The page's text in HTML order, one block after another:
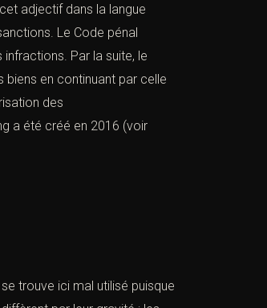
adjectif dans la langue
Le Code pénal
Par la suite, le
en continuant par celle
des
a été créé en 2016 (voir
trouve ici mal utilisé puisque